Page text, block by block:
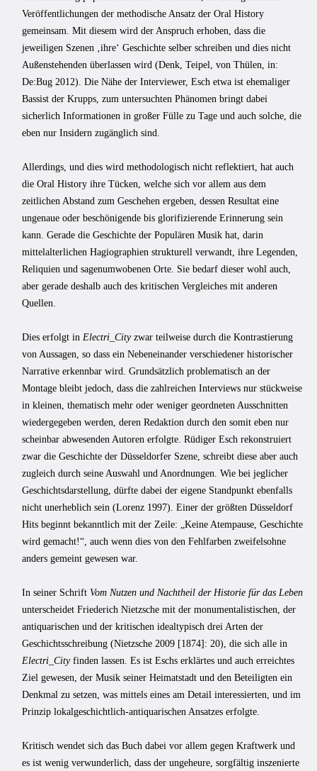
Veröffentlichungen der methodische Ansatz der Oral History
gemeinsam. Mit diesem wird der Anspruch erhoben, dass die
jeweiligen Szenen ‚ihre‘ Geschichte selber schreiben und dies nicht
Außenstehenden überlassen wird (Denk, Teipel, von Thülen, in:
De:Bug 2012). Die Nähe der Interviewer, Esch etwa ist ehemaliger
Bassist der Krupps, zum untersuchten Phänomen bringt dabei
sicherlich Informationen in großer Fülle zu Tage und auch solche, die
eben nur Insidern zugänglich sind.
Allerdings, und dies wird methodologisch nicht reflektiert, hat auch
die Oral History ihre Tücken, welche sich vor allem aus dem
zeitlichen Abstand zum Geschehen ergeben, dessen Resultat eine
ungenaue oder beschönigende bis glorifizierende Erinnerung sein
kann. Gerade die Geschichte der Populären Musik hat, darin
mittelalterlichen Hagiographien strukturell verwandt, ihre Legenden,
Reliquien und sagenumwobenen Orte. Sie bedarf dieser wohl auch,
aber gerade deshalb auch des kritischen Vergleiches mit anderen
Quellen.
Dies erfolgt in Electri_Cityzwar teilweise durch die Kontrastierung
von Aussagen, so dass ein Nebeneinander verschiedener historischer
Narrative erkennbar wird. Grundsätzlich problematisch an der
Montage bleibt jedoch, dass die zahlreichen Interviews nur stückweise
in kleinen, thematisch mehr oder weniger geordneten Ausschnitten
wiedergegeben werden, deren Redaktion durch den somit eben nur
scheinbar abwesenden Autoren erfolgte. Rüdiger Esch rekonstruiert
zwar die Geschichte der Düsseldorfer Szene, schreibt diese aber auch
zugleich durch seine Auswahl und Anordnungen. Wie bei jeglicher
Geschichtsdarstellung, dürfte dabei der eigene Standpunkt ebenfalls
nicht unerheblich sein (Lorenz 1997). Einer der größten Düsseldorf
Hits beginnt bekanntlich mit der Zeile: „Keine Atempause, Geschichte
wird gemacht!“, auch wenn dies von den Fehlfarben zweifelsohne
anders gemeint gewesen war.
In seiner Schrift Vom Nutzen und Nachtheil der Historie für das Leben
unterscheidet Friederich Nietzsche mit der monumentalistischen, der
antiquarischen und der kritischen idealtypisch drei Arten der
Geschichtsschreibung (Nietzsche 2009 [1874]: 20), die sich alle in
Electri_Cityfinden lassen. Es ist Eschs erklärtes und auch erreichtes
Ziel gewesen, der Musik seiner Heimatstadt und den Beteiligten ein
Denkmal zu setzen, was mittels eines am Detail interessierten, und im
Prinzip lokalgeschichtlich-antiquarischen Ansatzes erfolgte.
Kritisch wendet sich das Buch dabei vor allem gegen Kraftwerk und
es ist wenig verwunderlich, dass der ungeheure, sorgfältig inszenierte